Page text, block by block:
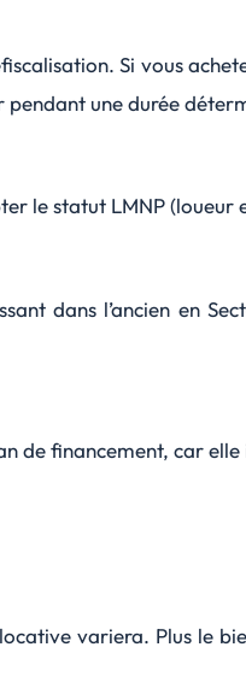
Si vous
pendant une durée
le statut LMNP (loueur
dans l’ancien en
de financement, car
variera. Plus le